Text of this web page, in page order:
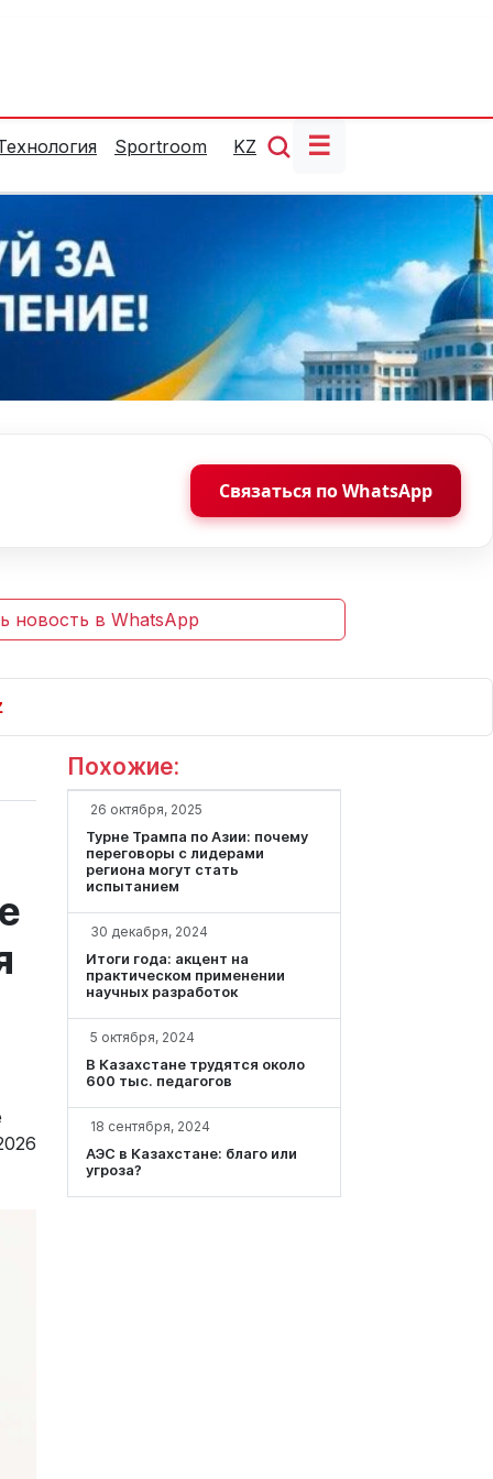
Sportroom KZ ☰
Связаться по WhatsApp
новость в WhatsApp
Похожие:
26 октября, 2025
Турне Трампа по Азии: почему
переговоры с лидерами
региона могут стать
испытанием
30 декабря, 2024
Итоги года: акцент на
практическом применении
научных разработок
5 октября, 2024
В Казахстане трудятся около
600 тыс. педагогов
18 сентября, 2024
АЭС в Казахстане: благо или
угроза?